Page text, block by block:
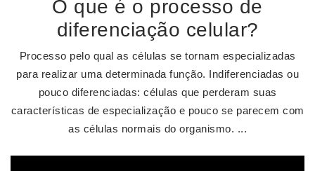
O que é o processo de
diferenciação celular?
Processo pelo qual as células se tornam especializadas
para realizar uma determinada função. Indiferenciadas ou
pouco diferenciadas: células que perderam suas
características de especialização e pouco se parecem com
as células normais do organismo. ...